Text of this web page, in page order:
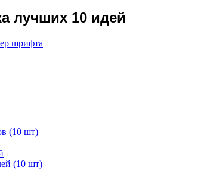
лучших 10 идей
шрифта
(10 шт)
(10 шт)